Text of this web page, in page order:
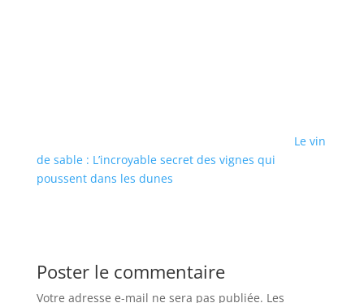
Le vin
de sable : L’incroyable secret des vignes qui
poussent dans les dunes
Poster le commentaire
Votre adresse e-mail ne sera pas publiée. Les